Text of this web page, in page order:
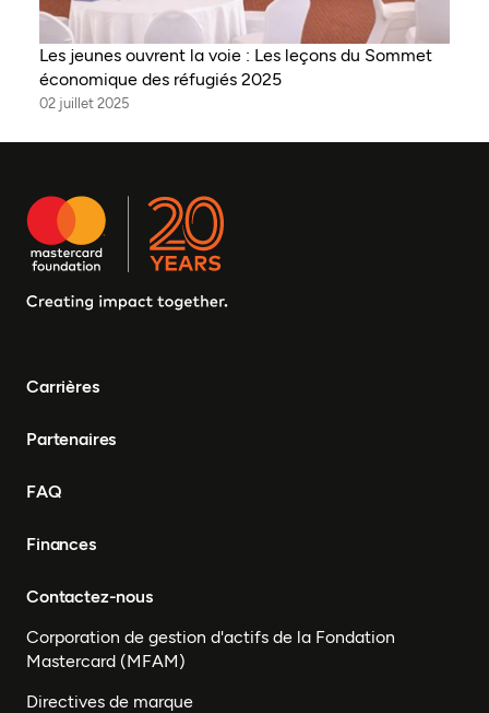
Les jeunes ouvrent la voie : Les leçons du Sommet
économique des réfugiés 2025
02 juillet 2025
Carrières
Partenaires
FAQ
Finances
Contactez-nous
Corporation de gestion d'actifs de la Fondation
Mastercard (MFAM)
Directives de marque